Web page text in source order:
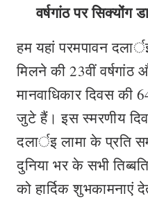
वर्षगांठ पर सिक्योंग
हम यहां परमपावन
मिलने की 23वीं वर्षगांठ
मानवाधिकार दिवस की
जुटे हैं। इस स्मरणीय
दलार्इ लामा के प्रति
दुनिया भर के सभी
को हार्दिक शुभकामनाएं